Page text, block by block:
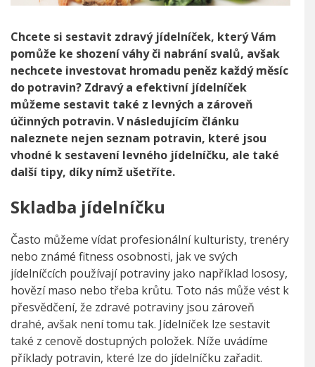
Chcete si sestavit zdravý jídelníček, který Vám
pomůže ke shození váhy či nabrání svalů, avšak
nechcete investovat hromadu peněz každý měsíc
do potravin? Zdravý a efektivní jídelníček
můžeme sestavit také z levných a zároveň
účinných potravin. V následujícím článku
naleznete nejen seznam potravin, které jsou
vhodné k sestavení levného jídelníčku, ale také
další tipy, díky nímž ušetříte.
Skladba jídelníčku
Často můžeme vídat profesionální kulturisty, trenéry
nebo známé fitness osobnosti, jak ve svých
jídelníčcích používají potraviny jako například lososy,
hovězí maso nebo třeba krůtu. Toto nás může vést k
přesvědčení, že zdravé potraviny jsou zároveň
drahé, avšak není tomu tak. Jídelníček lze sestavit
také z cenově dostupných položek. Níže uvádíme
příklady potravin, které lze do jídelníčku zařadit.